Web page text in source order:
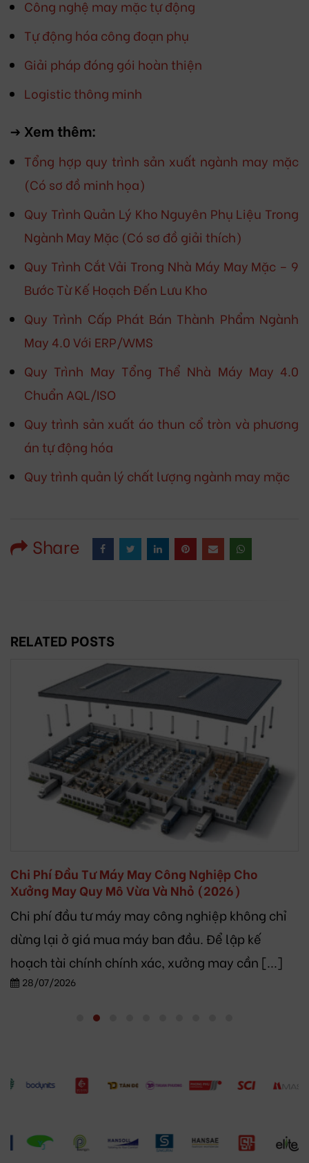
Công nghệ may mặc tự động
Tự động hóa công đoạn phụ
Giải pháp đóng gói hoàn thiện
Logistic thông minh
-> Xem thêm:
Tổng hợp quy trình sản xuất ngành may mặc
(Có sơ đồ minh họa)
Quy Trình Quản Lý Kho Nguyên Phụ Liệu Trong
Ngành May Mặc (Có sơ đồ giải thích)
Quy Trình Cắt Vải Trong Nhà Máy May Mặc – 9
Bước Từ Kế Hoạch Đến Lưu Kho
Quy Trình Cấp Phát Bán Thành Phẩm Ngành
May 4.0 Với ERP/WMS
Quy Trình May Tổng Thể Nhà Máy May 4.0
Chuẩn AQL/ISO
Quy trình sản xuất áo thun cổ tròn và phương
án tự động hóa
Quy trình quản lý chất lượng ngành may mặc
Share
RELATED POSTS
Chi Phí Đầu Tư Máy May Công Nghiệp Cho
Xưởng May Quy Mô Vừa Và Nhỏ (2026)
Chi phí đầu tư máy may công nghiệp không chỉ
dừng lại ở giá mua máy ban đầu. Để lập kế
hoạch tài chính chính xác, xưởng may cần [...]
28/07/2026